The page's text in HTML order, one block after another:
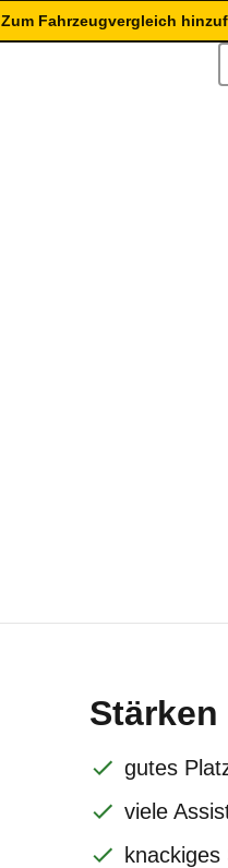
Zum Fahrzeugvergleich
Stärken
gutes
viele